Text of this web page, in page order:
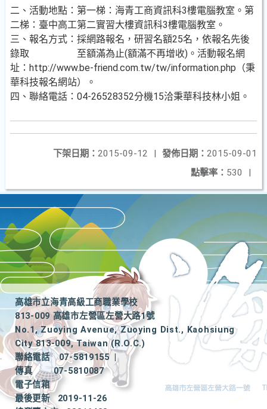
二、活動地點：第一梯：海青工商資訊科3樓電腦教室。第
二梯：臺中高工第二實習大樓資訊科3樓電腦教室。
三、報名方式：採網路報名，研習名額25名，依報名先後
錄取 至額滿為止(額滿不再增收)。活動報名網
址：http://www.be-friend.com.tw/tw/information.php（秉
華科技報名網站）。
四、聯絡電話：04-26528352分機15洽秉華科技林小姐。
發佈日期： 2015-09-01
下架日期： 2015-09-12
|
點擊率： 530 |
高雄市立海青高級工商職業學校
813-009 高雄市左營區左營大路1號
No.1, Zuoying Avenue, Zuoying Dist., Kaohsiung
City 813-009, Taiwan (R.O.C.)
聯絡電話
07-5819155
|
傳真
07-5810087
電子信箱
最後更新
2019-11-26